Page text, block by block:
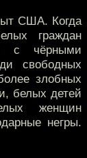
США. Когда
граждан
с чёрными
свободных
злобных
белых детей
женщин
негры.